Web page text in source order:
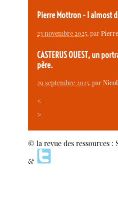
Pierre Mottron - I almost
23 novembre 2025, par
CASTERUS OUEST, un
père.
29 septembre 2025, par
<
>
© la revue des ressources :
&